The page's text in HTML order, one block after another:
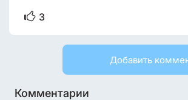
3
Добавить
Комментарии